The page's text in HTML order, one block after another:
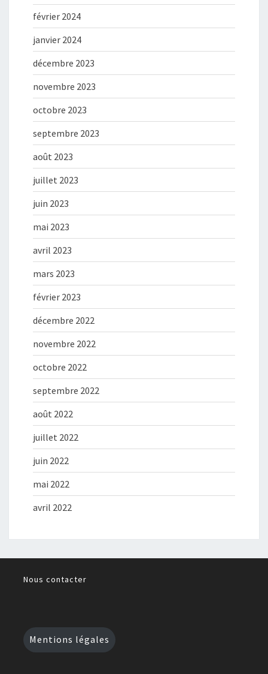
février 2024
janvier 2024
décembre 2023
novembre 2023
octobre 2023
septembre 2023
août 2023
juillet 2023
juin 2023
mai 2023
avril 2023
mars 2023
février 2023
décembre 2022
novembre 2022
octobre 2022
septembre 2022
août 2022
juillet 2022
juin 2022
mai 2022
avril 2022
Nous contacter
Mentions légales